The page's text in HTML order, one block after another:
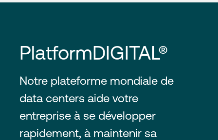
PlatformDIGITAL®
Notre plateforme mondiale de
data centers aide votre
entreprise à se développer
rapidement, à maintenir sa